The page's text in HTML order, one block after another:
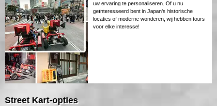
uw ervaring te personaliseren. Of u nu
geïnteresseerd bent in Japan's historische
locaties of moderne wonderen, wij hebben tours
voor elke interesse!
Street Kart-opties